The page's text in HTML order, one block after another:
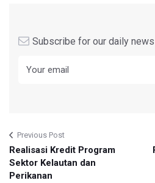
Subscribe for our daily news
Previous Post
Realisasi Kredit Program
Sektor Kelautan dan
Perikanan